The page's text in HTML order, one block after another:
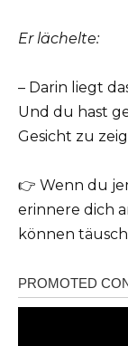
Er lächelte:
– Darin liegt
Und du hast
Gesicht zu
👉 Wenn du
erinnere dich
können